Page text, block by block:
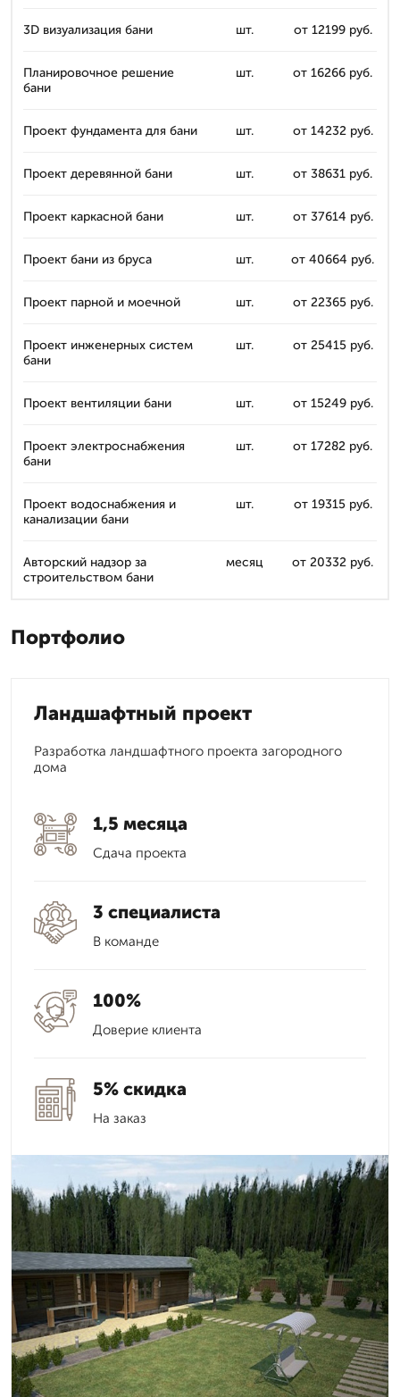
3D визуализация бани шт. от 12199 руб.
Планировочное решение
бани
шт. от 16266 руб.
Проект фундамента для бани шт. от 14232 руб.
Проект деревянной бани шт. от 38631 руб.
Проект каркасной бани шт. от 37614 руб.
Проект бани из бруса шт. от 40664 руб.
Проект парной и моечной шт. от 22365 руб.
Проект инженерных систем
бани
шт. от 25415 руб.
Проект вентиляции бани шт. от 15249 руб.
Проект электроснабжения
бани
шт. от 17282 руб.
Проект водоснабжения и
канализации бани
шт. от 19315 руб.
Авторский надзор за
строительством бани
месяц от 20332 руб.
Портфолио
Ландшафтный проект
Разработка ландшафтного проекта загородного
дома
1,5 месяца
Сдача проекта
3 специалиста
В команде
100%
Доверие клиента
5% скидка
На заказ